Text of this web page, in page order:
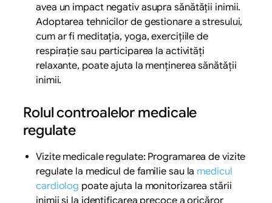
avea un impact negativ asupra sănătății inimii.
Adoptarea tehnicilor de gestionare a stresului,
cum ar fi meditația, yoga, exercițiile de
respirație sau participarea la activități
relaxante, poate ajuta la menținerea sănătății
inimii.
Rolul controalelor medicale
regulate
Vizite medicale regulate: Programarea de vizite
regulate la medicul de familie sau la medicul
cardiolog poate ajuta la monitorizarea stării
inimii și la identificarea precoce a oricăror